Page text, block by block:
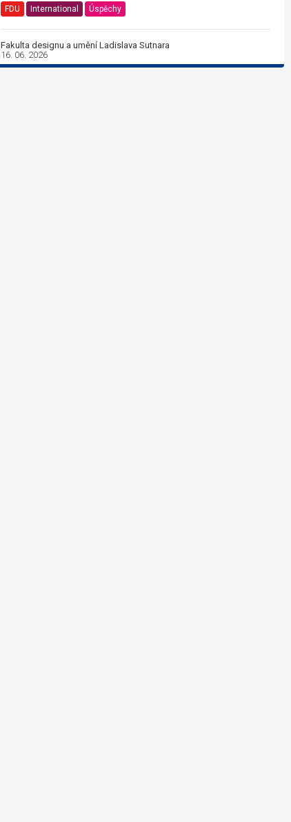
FDU International Úspěchy
Fakulta designu a umění Ladislava Sutnara
16. 06. 2026